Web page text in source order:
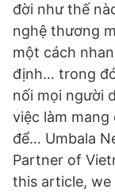
đời như thế
nghệ thương
một cách
định… trong
nối mọi người
việc làm
để… Umbala
Partner of
this article, we